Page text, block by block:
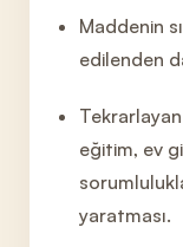
Maddenin
edilenden
Tekrarlayan
eğitim, ev
yaratması.